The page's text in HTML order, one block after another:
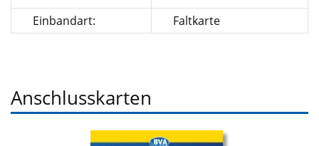
Einbandart:
Faltkarte
Anschlusskarten